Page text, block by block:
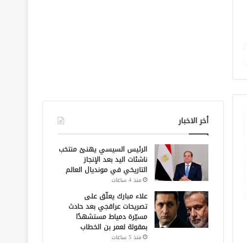
أخر الاخبار
الرئيس السيسي يهنئ منتخب
ناشئات اليد بعد الإنجاز
التاريخي في مونديال العالم
منذ 4 ساعات
علاء مبارك يعلّق على
تصريحات عراقجي بعد حادث
مسيّرة دمياط مستشهدًا
بمقولة لعمر بن الخطاب
منذ 5 ساعات